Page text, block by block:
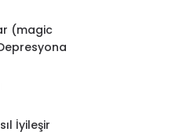
(magic
İyileşir